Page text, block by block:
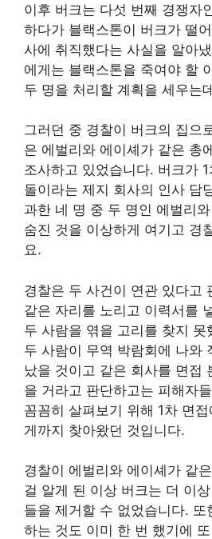
이후 버크는 다섯 번째 경쟁자
하다가 블랙스톤이 버크가 떨
사에 취직했다는 사실을 알아
에게는 블랙스톤을 죽여야 할
두 명을 처리할 계획을 세우는
그러던 중 경찰이 버크의 집으
은 에벌리와 에이셰가 같은 총
조사하고 있었습니다. 버크가
돌이라는 제지 회사의 인사 담
과한 네 명 중 두 명인 에벌리
숨진 것을 이상하게 여기고 경
요.
경찰은 두 사건이 연관 있다고
같은 자리를 노리고 이력서를
두 사람을 엮을 고리를 찾지 못
두 사람이 무역 박람회에 나와
났을 것이고 같은 회사를 면접
을 거라고 판단하고는 피해자
꼼꼼히 살펴보기 위해 1차 면
게까지 찾아왔던 것입니다.
경찰이 에벌리와 에이셰가 같
걸 알게 된 이상 버크는 더 이
들을 제거할 수 없었습니다. 또
하는 것도 이미 한 번 했기에